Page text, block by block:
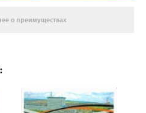
о преимуществах